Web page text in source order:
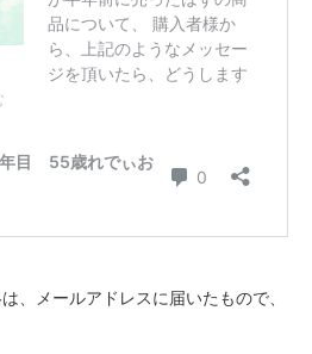
、メールアドレスに届いたもので、